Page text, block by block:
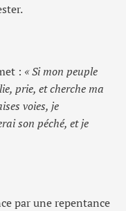
: « Si mon peuple
prie, et cherche ma
voies, je
son péché, et je
par une repentance